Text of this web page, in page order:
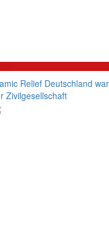
Relief Deutschland
Zivilgesellschaft